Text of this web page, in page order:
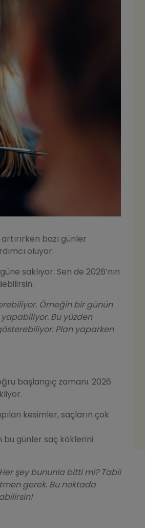
bazı günler
oluyor.
saklıyor. Sen de 2026’nın
Örneğin bir günün
Bu yüzden
Plan yaparken
başlangıç zamanı. 2026
kesimler, saçların çok
bu günler saç köklerini
şey bununla bitti mi? Tabii
gerek. Bu noktada